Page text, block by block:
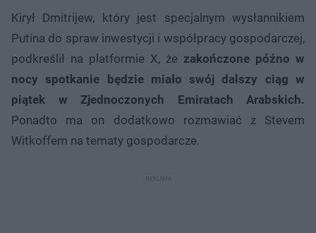
Kirył Dmitrijew, który jest specjalnym wysłannikiem
Putina do spraw inwestycji i współpracy gospodarczej,
podkreślił na platformie X, że zakończone późno w
nocy spotkanie będzie miało swój dalszy ciąg w
piątek w Zjednoczonych Emiratach Arabskich.
Ponadto ma on dodatkowo rozmawiać z Stevem
Witkoffem na tematy gospodarcze.